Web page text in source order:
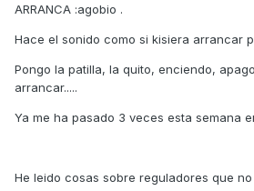
ARRANCA :agobio .
Hace el sonido como si kisiera arrancar
Pongo la patilla, la quito, enciendo,
arrancar.....
Ya me ha pasado 3 veces esta semana
He leido cosas sobre reguladores que